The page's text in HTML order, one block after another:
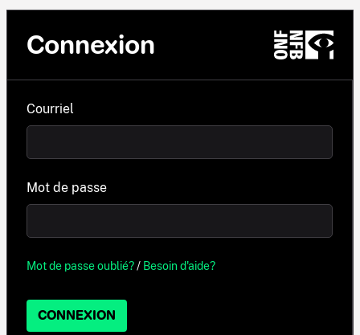
Connexion
Courriel
Mot de passe
Mot de passe oublié?/ Besoin d'aide?
CONNEXION